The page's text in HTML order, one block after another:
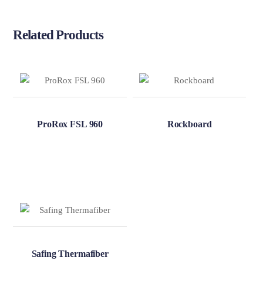
RelatedProducts
ProRox FSL 960 Rockboard
Safing Thermafiber